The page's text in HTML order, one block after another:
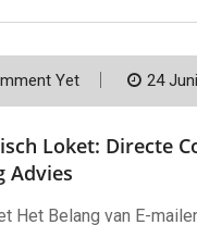
Yet 24
Loket: Directe
Advies
Het Belang van E-